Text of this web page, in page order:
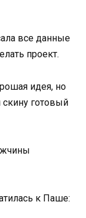
все данные
проект.
идея, но
готовый
к Паше: